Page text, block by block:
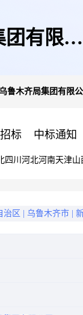
团有限公
鲁木齐局集团有限
标 中标通知
四川 河北河南天津山
治区 乌鲁木齐市